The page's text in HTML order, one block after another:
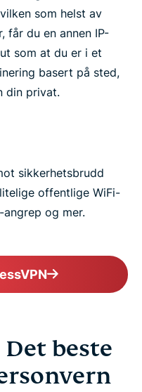
som helst av
får du en annen IP-
som at du er i et
basert på sted,
din privat.
sikkerhetsbrudd
offentlige WiFi-
og mer.
Det beste